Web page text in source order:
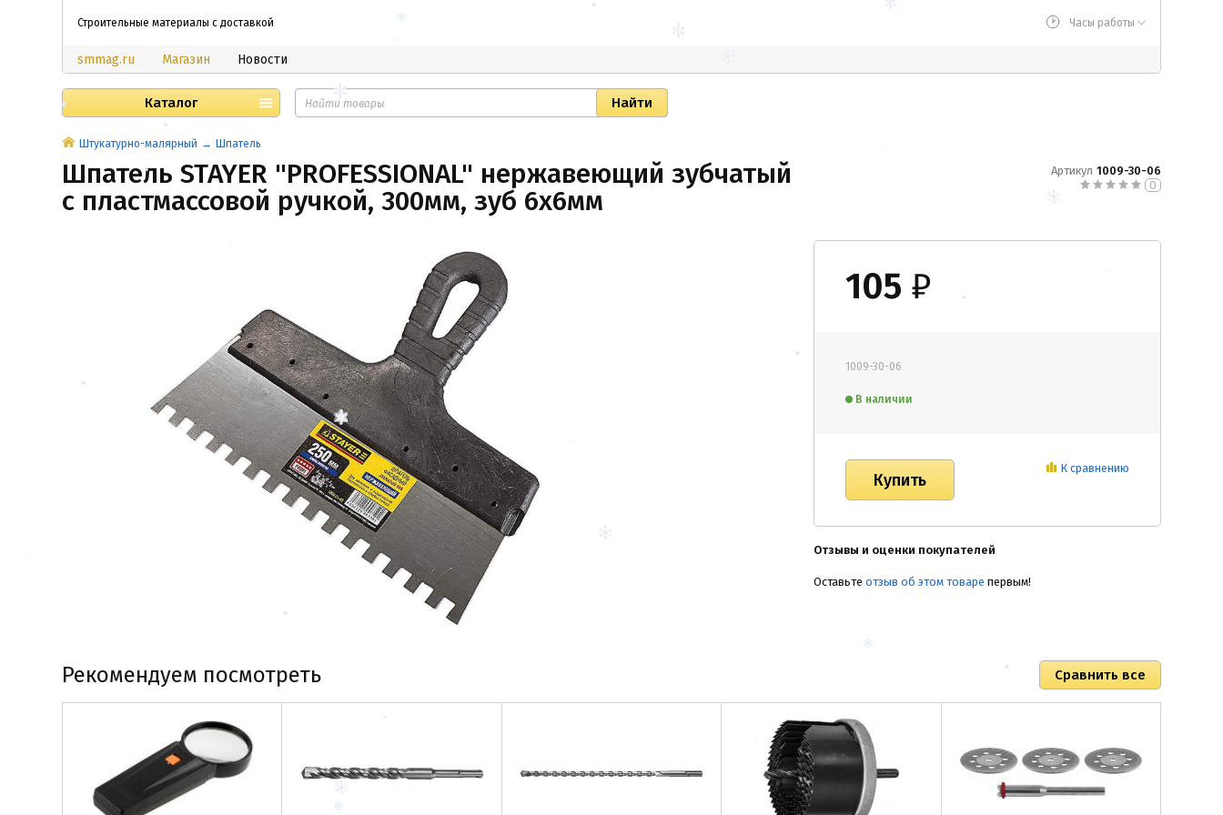
Строительные материалы с доставкой Часы работы
smmag.ru Магазин Новости
Каталог
Штукатурно-малярный Шпатель
Шпатель STAYER "PROFESSIONAL" нержавеющий зубчатый
с пластмассовой ручкой, 300мм, зуб 6х6мм
Артикул 1009-30-06
0
105 ₽
1009-30-06
В наличии
К сравнению
Отзывы и оценки покупателей
Оставьте отзыв об этом товаре первым!
Рекомендуем посмотреть